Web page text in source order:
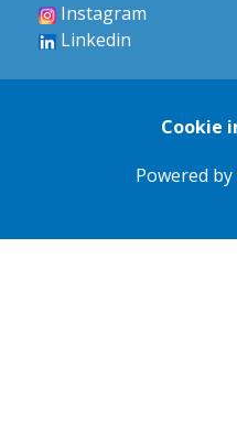
Instagram
Linkedin
Cookie
Powered by